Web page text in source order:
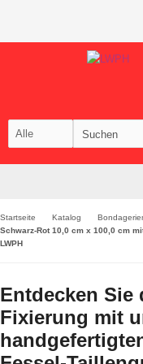
Startseite Katalog
Schwarz-Rot 10,0 cm x 100,0 cm
LWPH
Entdecken Sie
Fixierung mit